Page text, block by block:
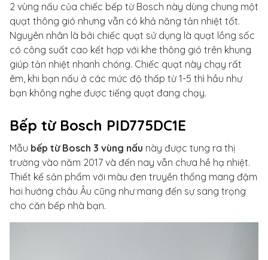
2 vùng nấu của chiếc bếp từ Bosch này dùng chung một
quạt thông gió nhưng vẫn có khả năng tản nhiệt tốt.
Nguyên nhân là bởi chiếc quạt sử dụng là quạt lồng sốc
có công suất cao kết hợp với khe thông gió trên khung
giúp tản nhiệt nhanh chóng. Chiếc quạt này chạy rất
êm, khi bạn nấu ở các mức độ thấp từ 1-5 thì hầu như
bạn không nghe được tiếng quạt đang chạy.
Bếp từ Bosch PID775DC1E
Mẫu bếp từ Bosch 3 vùng nấu này được tung ra thị
trường vào năm 2017 và đến nay vẫn chưa hề hạ nhiệt.
Thiết kế sản phẩm với màu đen truyền thống mang đậm
hơi hướng châu Âu cũng như mang đến sự sang trọng
cho căn bếp nhà bạn.